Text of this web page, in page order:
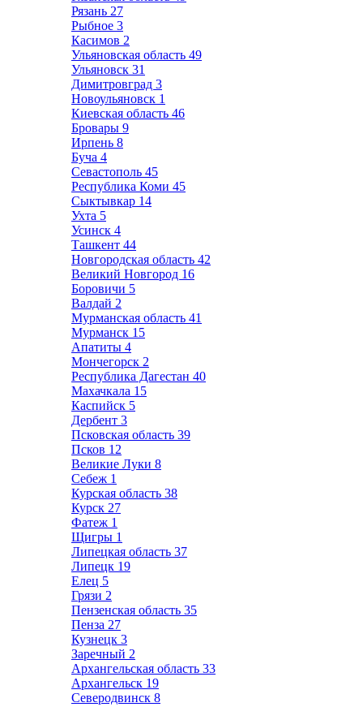
Рязань 27
Рыбное 3
Касимов 2
Ульяновская область 49
Ульяновск 31
Димитровград 3
Новоульяновск 1
Киевская область 46
Бровары 9
Ирпень 8
Буча 4
Севастополь 45
Республика Коми 45
Сыктывкар 14
Ухта 5
Усинск 4
Ташкент 44
Новгородская область 42
Великий Новгород 16
Боровичи 5
Валдай 2
Мурманская область 41
Мурманск 15
Апатиты 4
Мончегорск 2
Республика Дагестан 40
Махачкала 15
Каспийск 5
Дербент 3
Псковская область 39
Псков 12
Великие Луки 8
Себеж 1
Курская область 38
Курск 27
Фатеж 1
Щигры 1
Липецкая область 37
Липецк 19
Елец 5
Грязи 2
Пензенская область 35
Пенза 27
Кузнецк 3
Заречный 2
Архангельская область 33
Архангельск 19
Северодвинск 8